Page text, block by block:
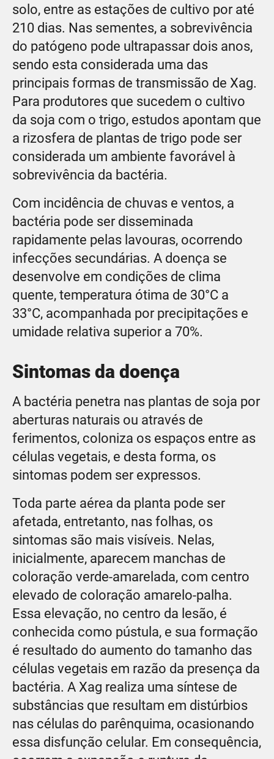
solo, entre as estações de cultivo por até
210 dias. Nas sementes, a sobrevivência
do patógeno pode ultrapassar dois anos,
sendo esta considerada uma das
principais formas de transmissão de Xag.
Para produtores que sucedem o cultivo
da soja com o trigo, estudos apontam que
a rizosfera de plantas de trigo pode ser
considerada um ambiente favorável à
sobrevivência da bactéria.
Com incidência de chuvas e ventos, a
bactéria pode ser disseminada
rapidamente pelas lavouras, ocorrendo
infecções secundárias. A doença se
desenvolve em condições de clima
quente, temperatura ótima de 30°C a
33°C, acompanhada por precipitações e
umidade relativa superior a 70%.
Sintomas da doença
A bactéria penetra nas plantas de soja por
aberturas naturais ou através de
ferimentos, coloniza os espaços entre as
células vegetais, e desta forma, os
sintomas podem ser expressos.
Toda parte aérea da planta pode ser
afetada, entretanto, nas folhas, os
sintomas são mais visíveis. Nelas,
inicialmente, aparecem manchas de
coloração verde-amarelada, com centro
elevado de coloração amarelo-palha.
Essa elevação, no centro da lesão, é
conhecida como pústula, e sua formação
é resultado do aumento do tamanho das
células vegetais em razão da presença da
bactéria. A Xag realiza uma síntese de
substâncias que resultam em distúrbios
nas células do parênquima, ocasionando
essa disfunção celular. Em consequência,